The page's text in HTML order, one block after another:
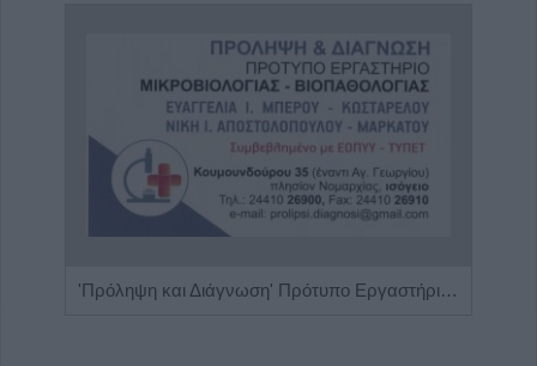
'Πρόληψη και Διάγνωση' Πρότυπο Εργαστήριο Μικροβιολογίας - Βιοπαθολογίας